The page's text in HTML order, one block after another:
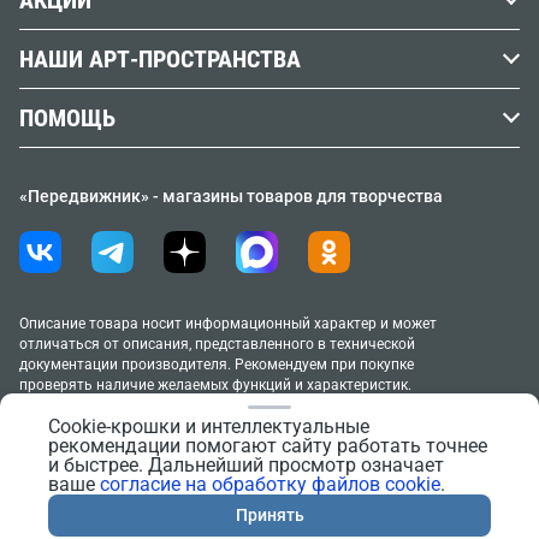
«Передвижник» - магазины товаров для творчества
Наши реквизиты
Юридическим лицам
Контакты
Кисти
Холст
Бумага
Гипс
Вопросы и ответы
Словарь художника
Учебные заведения
Клубная карта
Акции и спецпредложения
ТОВАР МЕСЯЦА
Распродажа
Правила клубной программы
НАШИ АРТ-ПРОСТРАНСТВА
Москва, м. Курская (Винзавод)
Москва, м. Речной вокзал
Новосибирск, м. Площадь Ленина
Санкт-Петербург, м. Черная речка
Аренда под свое мероприятие
Москва, м. Курская (Винзавод)
Москва, м. Маяковская/Новослободская
Новосибирск, м. Площадь Ленина
Тестирование материалов
ПОМОЩЬ
Способы оплаты
Возврат и обмен товара
Политика в отношении обработки персональных
данных
Согласие на обработку персональных данных
Согласие на обработку файлов cookie
Правила поведения в АртПространствах
Описание товара носит информационный характер и может
отличаться от описания, представленного в технической
документации производителя. Рекомендуем при покупке
проверять наличие желаемых функций и характеристик.
2005–2026 «Передвижник»
Сайт сделан вProgressive Media
Cookie-крошки и интеллектуальные
рекомендации помогают сайту работать точнее
и быстрее. Дальнейший просмотр означает
вашесогласие на обработку файлов cookie.
Принять